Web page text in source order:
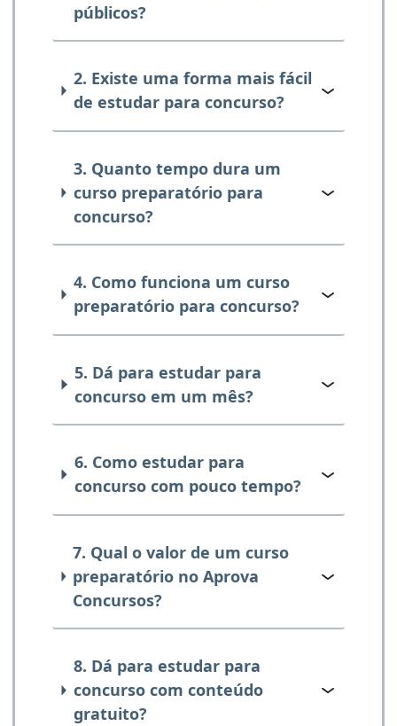
públicos?
2. Existe uma forma mais fácil
de estudar para concurso?
3. Quanto tempo dura um
curso preparatório para
concurso?
4. Como funciona um curso
preparatório para concurso?
5. Dá para estudar para
concurso em um mês?
6. Como estudar para
concurso com pouco tempo?
7. Qual o valor de um curso
preparatório no Aprova
Concursos?
8. Dá para estudar para
concurso com conteúdo
gratuito?